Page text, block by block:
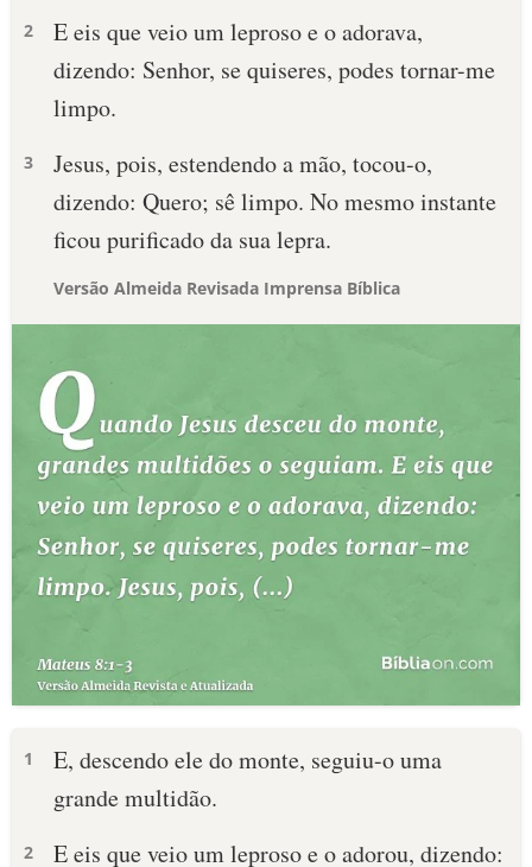
2
E eis que veio um leproso e o adorava,
dizendo: Senhor, se quiseres, podes tornar-me
limpo.
3
Jesus, pois, estendendo a mão, tocou-o,
dizendo: Quero; sê limpo. No mesmo instante
ficou purificado da sua lepra.
Versão Almeida Revisada Imprensa Bíblica
1
E, descendo ele do monte, seguiu-o uma
grande multidão.
2 E eis que veio um leproso e o adorou, dizendo: